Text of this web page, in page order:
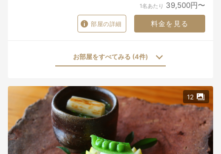
1名あたり 39,500円〜
部屋の詳細 料金を見る
お部屋をすべてみる (4件)
12